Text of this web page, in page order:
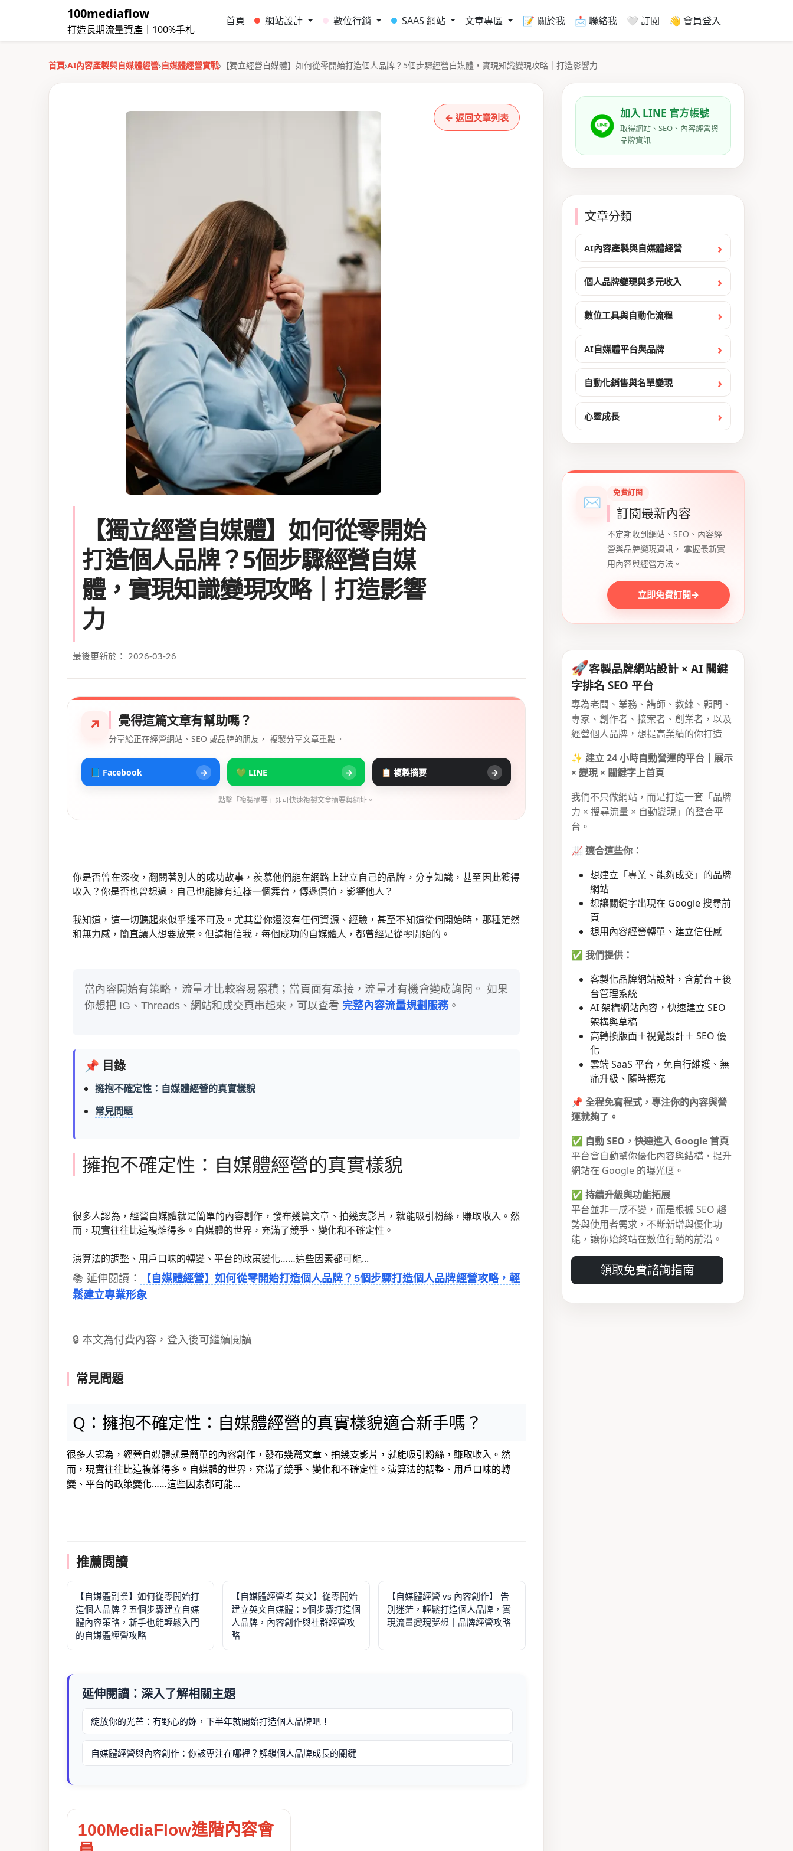
100mediaflow
打造長期流量資產｜100%手札
首頁 網站設計 數位行銷 SAAS 網站 文章專區 📝 關於我 📩 聯絡我 🤍 訂閱 👋 會員登入
首頁›AI內容產製與自媒體經營›自媒體經營實戰› 【獨立經營自媒體】如何從零開始打造個人品牌？5個步驟經營自媒體，實現知識變現攻略｜打造影響力
【獨立經營自媒體】如何從零開始
打造個人品牌？5個步驟經營自媒
體，實現知識變現攻略｜打造影響
力
最後更新於： 2026-03-26
← 返回文章列表
↗ 覺得這篇文章有幫助嗎？
分享給正在經營網站、SEO 或品牌的朋友， 複製分享文章重點。
📘 Facebook → 💚 LINE → 📋 複製摘要 →
點擊「複製摘要」即可快速複製文章摘要與網址。
你是否曾在深夜，翻閱著別人的成功故事，羨慕他們能在網路上建立自己的品牌，分享知識，甚至因此獲得
收入？你是否也曾想過，自己也能擁有這樣一個舞台，傳遞價值，影響他人？
我知道，這一切聽起來似乎遙不可及。尤其當你還沒有任何資源、經驗，甚至不知道從何開始時，那種茫然
和無力感，簡直讓人想要放棄。但請相信我，每個成功的自媒體人，都曾經是從零開始的。
當內容開始有策略，流量才比較容易累積；當頁面有承接，流量才有機會變成詢問。 如果
你想把 IG、Threads、網站和成交頁串起來，可以查看 完整內容流量規劃服務。
📌 目錄
擁抱不確定性：自媒體經營的真實樣貌
常見問題
擁抱不確定性：自媒體經營的真實樣貌
很多人認為，經營自媒體就是簡單的內容創作，發布幾篇文章、拍幾支影片，就能吸引粉絲，賺取收入。然
而，現實往往比這複雜得多。自媒體的世界，充滿了競爭、變化和不確定性。
演算法的調整、用戶口味的轉變、平台的政策變化……這些因素都可能...
📚 延伸閱讀：
【自媒體經營】如何從零開始打造個人品牌？5個步驟打造個人品牌經營攻略，輕
鬆建立專業形象
🔒 本文為付費內容，登入後可繼續閱讀
常見問題
Q：擁抱不確定性：自媒體經營的真實樣貌適合新手嗎？
很多人認為，經營自媒體就是簡單的內容創作，發布幾篇文章、拍幾支影片，就能吸引粉絲，賺取收入。然
而，現實往往比這複雜得多。自媒體的世界，充滿了競爭、變化和不確定性。演算法的調整、用戶口味的轉
變、平台的政策變化……這些因素都可能...
推薦閱讀
【自媒體副業】如何從零開始打
造個人品牌？五個步驟建立自媒
體內容策略，新手也能輕鬆入門
的自媒體經營攻略
【自媒體經營者 英文】從零開始
建立英文自媒體：5個步驟打造個
人品牌，內容創作與社群經營攻
略
【自媒體經營 vs 內容創作】 告
別迷茫，輕鬆打造個人品牌，實
現流量變現夢想｜品牌經營攻略
延伸閱讀：深入了解相關主題
綻放你的光芒：有野心的妳，下半年就開始打造個人品牌吧！
自媒體經營與內容創作：你該專注在哪裡？解鎖個人品牌成長的關鍵
100MediaFlow進階內容會
加入 LINE 官方帳號
取得網站、SEO、內容經營與
品牌資訊
文章分類
AI內容產製與自媒體經營
個人品牌變現與多元收入
數位工具與自動化流程
AI自媒體平台與品牌
自動化銷售與名單變現
心靈成長
✉ 免費訂閱
訂閱最新內容
不定期收到網站、SEO、內容經
營與品牌變現資訊， 掌握最新實
用內容與經營方法。
立即免費訂閱→
🚀客製品牌網站設計 × AI 關鍵
字排名 SEO 平台
專為老闆、業務、講師、教練、顧問、
專家、創作者、接案者、創業者，以及
經營個人品牌，想提高業績的你打造
✨ 建立 24 小時自動營運的平台｜展示
× 變現 × 關鍵字上首頁
我們不只做網站，而是打造一套「品牌
力 × 搜尋流量 × 自動變現」的整合平
台。
📈 適合這些你：
想建立「專業、能夠成交」的品牌
網站
想讓關鍵字出現在 Google 搜尋前
頁
想用內容經營轉單、建立信任感
✅ 我們提供：
客製化品牌網站設計，含前台＋後
台管理系統
AI 架構網站內容，快速建立 SEO
架構與草稿
高轉換版面＋視覺設計＋ SEO 優
化
雲端 SaaS 平台，免自行維護、無
痛升級、隨時擴充
📌 全程免寫程式，專注你的內容與營
運就夠了。
✅ 自動 SEO，快速進入 Google 首頁
平台會自動幫你優化內容與結構，提升
網站在 Google 的曝光度。
✅ 持續升級與功能拓展
平台並非一成不變，而是根據 SEO 趨
勢與使用者需求，不斷新增與優化功
能，讓你始終站在數位行銷的前沿。
領取免費諮詢指南